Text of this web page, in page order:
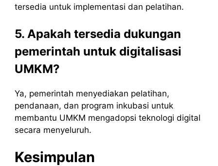
tersedia untuk implementasi dan pelatihan.
5. Apakah tersedia dukungan
pemerintah untuk digitalisasi
UMKM?
Ya, pemerintah menyediakan pelatihan,
pendanaan, dan program inkubasi untuk
membantu UMKM mengadopsi teknologi digital
secara menyeluruh.
Kesimpulan